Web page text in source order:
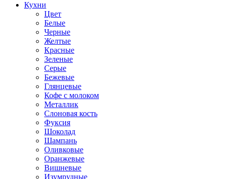
Кухни
Цвет
Белые
Черные
Желтые
Красные
Зеленые
Серые
Бежевые
Глянцевые
Кофе с молоком
Металлик
Слоновая кость
Фуксия
Шоколад
Шампань
Оливковые
Оранжевые
Вишневые
Изумрудные